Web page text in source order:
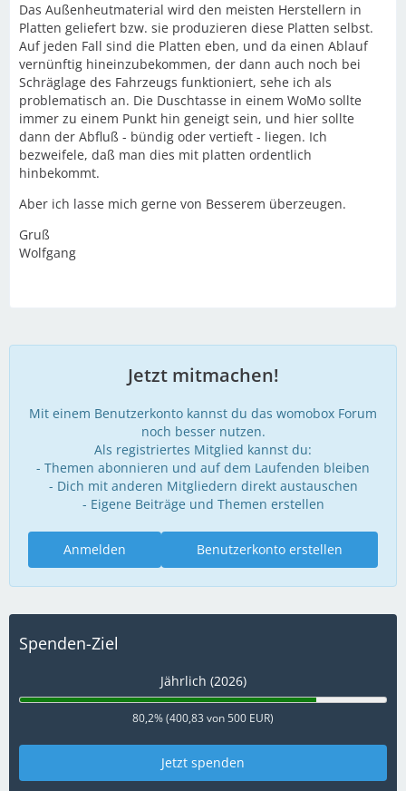
Das Außenheutmaterial wird den meisten Herstellern in
Platten geliefert bzw. sie produzieren diese Platten selbst.
Auf jeden Fall sind die Platten eben, und da einen Ablauf
vernünftig hineinzubekommen, der dann auch noch bei
Schräglage des Fahrzeugs funktioniert, sehe ich als
problematisch an. Die Duschtasse in einem WoMo sollte
immer zu einem Punkt hin geneigt sein, und hier sollte
dann der Abfluß - bündig oder vertieft - liegen. Ich
bezweifele, daß man dies mit platten ordentlich
hinbekommt.
Aber ich lasse mich gerne von Besserem überzeugen.
Gruß
Wolfgang
Jetzt mitmachen!
Mit einem Benutzerkonto kannst du das womobox Forum
noch besser nutzen.
Als registriertes Mitglied kannst du:
- Themen abonnieren und auf dem Laufenden bleiben
- Dich mit anderen Mitgliedern direkt austauschen
- Eigene Beiträge und Themen erstellen
Benutzerkonto erstellen
Anmelden
Spenden-Ziel
Jährlich (2026)
80,2% (400,83 von 500 EUR)
Jetzt spenden